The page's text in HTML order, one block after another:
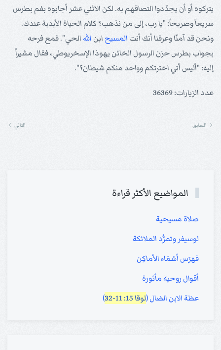
يتركوه أو أن يجدّدوا التصاقهم به. لكن الاثني عشر أجابوه بفم بطرس
سريعاً وصريحاً: "يا رب، إلى من نذهب؟ كلام الحياة الأبدية عندك.
ونحن قد آمنّا وعرفنا أنك أنت المسيح ابن الله الحي". فمع فرحه
بجواب بطرس حزن الرسول الخائن يهوذا الإسخريوطي، فقال مشيراً
إليه: "أليس أني اخترتكم وواحد منكم شيطان؟".
عدد الزيارات: 36369
السابق التالي
المواضيع الأكثر قراءة
صلاة مسيحية
لوسيفر وتمرُّد الملائكة
فهرَس أسْمَاء الأماكِن
أقوال روحية مأثورة
عظة الابن الضال (لوقا 15: 11-32 )